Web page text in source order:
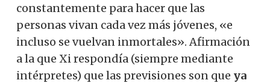
constantemente para hacer que las
personas vivan cada vez más jóvenes, «e
incluso se vuelvan inmortales». Afirmación
a la que Xi respondía (siempre mediante
intérpretes) que las previsiones son que ya